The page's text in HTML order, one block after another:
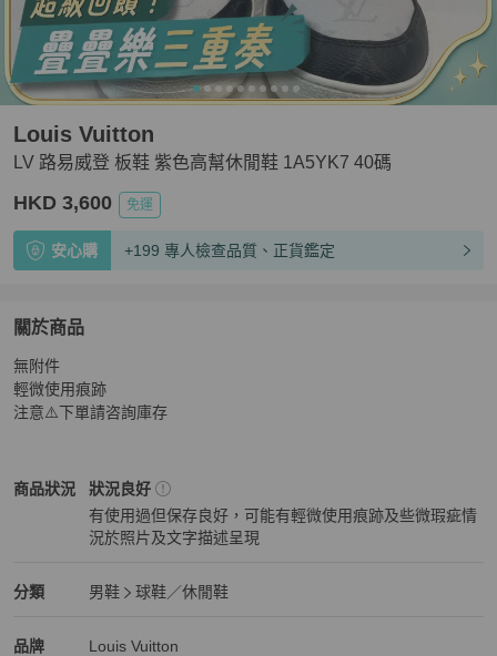
LV 路易威登 板鞋 紫色高幫休閒鞋 1A5YK7 40碼
Louis Vuitton
HKD 3,600 免運
安心購 +199 專人檢查品質、正貨鑑定
關於商品
關於LV 路易威登 板鞋 紫色高幫休閒鞋 1A5YK7 40碼
無附件
輕微使用痕跡
注意⚠️下單請咨詢庫存
商品狀況
Louis Vuitton男鞋商品狀態與細節
狀況良好
有使用過但保存良好，可能有輕微使用痕跡及些微瑕疵情
況於照片及文字描述呈現
分類
Louis Vuitton男鞋 分類資訊
男鞋
球鞋／休閒鞋
品牌
Louis Vuitton精品男鞋品牌介紹
Louis Vuitton
Louis Vuitton推薦清單